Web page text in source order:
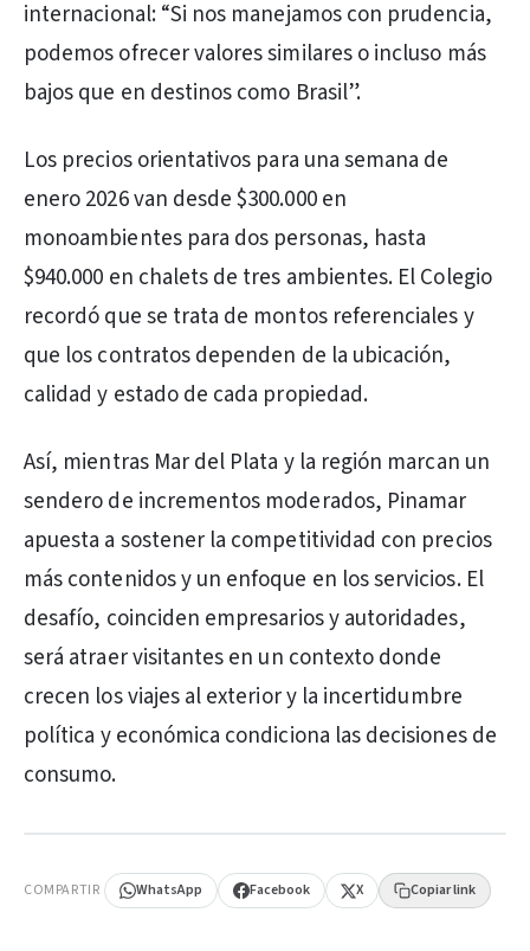
internacional: “Si nos manejamos con prudencia,
podemos ofrecer valores similares o incluso más
bajos que en destinos como Brasil”.
Los precios orientativos para una semana de
enero 2026 van desde $300.000 en
monoambientes para dos personas, hasta
$940.000 en chalets de tres ambientes. El Colegio
recordó que se trata de montos referenciales y
que los contratos dependen de la ubicación,
calidad y estado de cada propiedad.
Así, mientras Mar del Plata y la región marcan un
sendero de incrementos moderados, Pinamar
apuesta a sostener la competitividad con precios
más contenidos y un enfoque en los servicios. El
desafío, coinciden empresarios y autoridades,
será atraer visitantes en un contexto donde
crecen los viajes al exterior y la incertidumbre
política y económica condiciona las decisiones de
consumo.
COMPARTIR WhatsApp Facebook X Copiar link